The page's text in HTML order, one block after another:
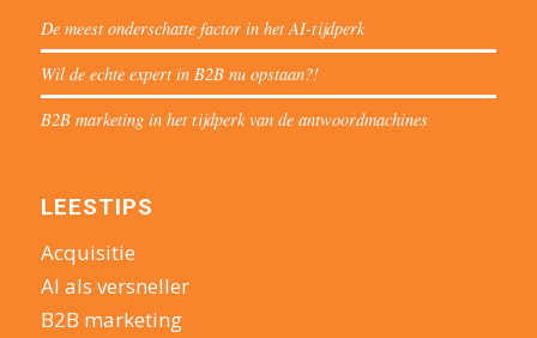
De meest onderschatte factor in het AI-tijdperk
Wil de echte expert in B2B nu opstaan?!
B2B marketing in het tijdperk van de antwoordmachines
LEESTIPS
Acquisitie
AI als versneller
B2B marketing